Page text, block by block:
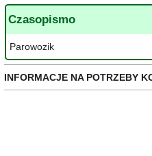
Czasopismo
Parowozik
INFORMACJE NA POTRZEBY